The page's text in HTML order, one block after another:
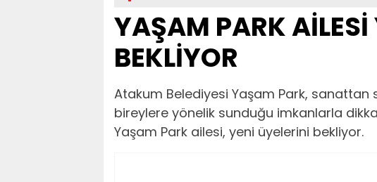
YAŞAM PARK AİLESİ
BEKLİYOR
Atakum Belediyesi Yaşam Park,
bireylere yönelik sunduğu imkanlarla
Yaşam Park ailesi, yeni üyelerini bekliyor.